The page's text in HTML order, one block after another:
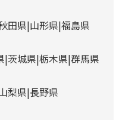
田県 山形県 福島県
茨城県 栃木県 群馬県
梨県 長野県